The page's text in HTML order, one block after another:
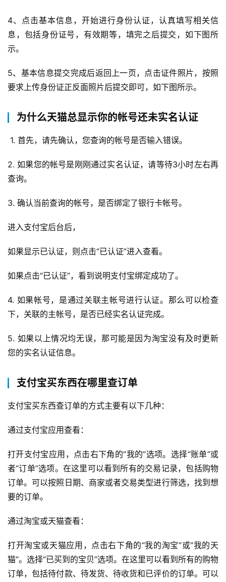
G
E
O
化
察
电
商
营
直
带
引
流
推
私
社
答
区
4、点击基本信息，开始进行身份认证，认真填写相关信
息，包括身份证号，有效期等，填完之后提交，如下图所
示。
5、基本信息提交完成后返回上一页，点击证件照片，按照
要求上传身份证正反面照片后提交即可，如下图所示。
为什么天猫总显示你的帐号还未实名认证
1. 首先，请先确认，您查询的帐号是否输入错误。
2. 如果您的帐号是刚刚通过实名认证，请等待3小时左右再
查询。
3. 确认当前查询的帐号，是否绑定了银行卡帐号。
进入支付宝后台后，
如果显示已认证，则点击“已认证”进入查看。
如果点击“已认证”，看到说明支付宝绑定成功了。
4. 如果帐号，是通过关联主帐号进行认证。那么可以检查
下，关联的主帐号，是否已经实名认证完成。
5. 如果以上情况均无误，那可能是因为淘宝没有及时更新
您的实名认证信息。
支付宝买东西在哪里查订单
支付宝买东西查订单的方式主要有以下几种：
通过支付宝应用查看：
打开支付宝应用，点击右下角的“我的”选项。选择“账单”或
者“订单”选项。在这里可以看到所有的交易记录，包括购物
订单。可以按照日期、商家或者交易类型进行筛选，找到想
要的订单。
通过淘宝或天猫查看：
打开淘宝或天猫应用，点击右下角的“我的淘宝”或“我的天
猫”。选择“已买到的宝贝”选项。在这里可以看到所有的购物
订单，包括待付款、待发货、待收货和已评价的订单。可以